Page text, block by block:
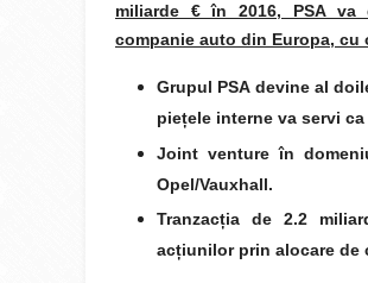
miliarde € în 2016, PSA
companie auto din Europa, cu
Grupul PSA devine al
piețele interne va servi
Joint venture în
Opel/Vauxhall.
Tranzacția de 2.2
acțiunilor prin alocare de